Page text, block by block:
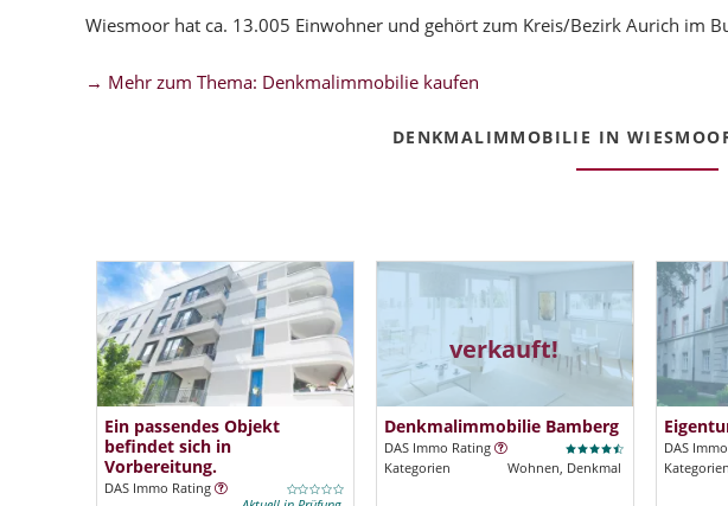
Wiesmoor hat ca. 13.005 Einwohner und gehört zum Kreis/Bezirk Aurich im
→ Mehr zum Thema: Denkmalimmobilie kaufen
DENKMALIMMOBILIE IN
Ein passendes Objekt
befindet sich in
Vorbereitung.
DAS Immo Rating
verkauft!
Denkmalimmobilie Bamberg
DAS Immo Rating
Kategorien
Wohnen, Denkmal
DAS
Kategorien